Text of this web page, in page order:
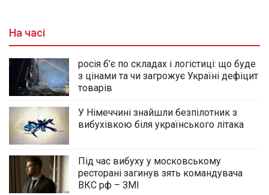
На часі
росія б’є по складах і логістиці: що буде
з цінами та чи загрожує Україні дефіцит
товарів
У Німеччині знайшли безпілотник з
вибухівкою біля українського літака
Під час вибуху у московському
ресторані загинув зять командувача
ВКС рф – ЗМІ